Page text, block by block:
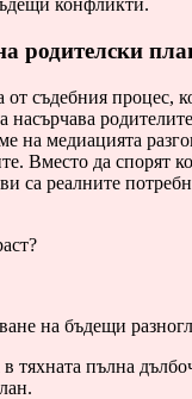
конфликти.
родителски
съдебния процес,
на медиацията
Вместо да спорят
са реалните
на бъдещи
тяхната пълна